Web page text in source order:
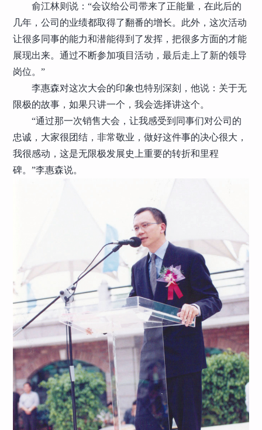
俞江林则说：“会议给公司带来了正能量，在此后的
几年，公司的业绩都取得了翻番的增长。此外，这次活动
让很多同事的能力和潜能得到了发挥，把很多方面的才能
展现出来。通过不断参加项目活动，最后走上了新的领导
岗位。”
李惠森对这次大会的印象也特别深刻，他说：关于无
限极的故事，如果只讲一个，我会选择讲这个。
“通过那一次销售大会，让我感受到同事们对公司的
忠诚，大家很团结，非常敬业，做好这件事的决心很大，
我很感动，这是无限极发展史上重要的转折和里程
碑。”李惠森说。